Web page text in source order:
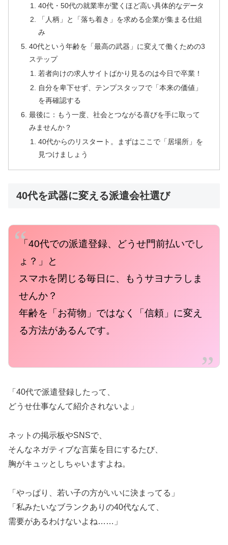
40代・50代の就業率が驚くほど高い具体的なデータ
「人柄」と「落ち着き」を求める企業が集まる仕組
み
40代という年齢を「最高の武器」に変えて働くための3
ステップ
若者向けの求人サイトばかり見るのは今日で卒業！
自分を卑下せず、テンプスタッフで「本来の価値」
を再確認する
最後に：もう一度、社会とつながる喜びを手に取って
みませんか？
40代からのリスタート。まずはここで「居場所」を
見つけましょう
40代を武器に変える派遣会社選び
「40代での派遣登録、どうせ門前払いでし
ょ？」と
スマホを閉じる毎日に、もうサヨナラしま
せんか？
年齢を「お荷物」ではなく「信頼」に変え
る方法があるんです。
「40代で派遣登録したって、
どうせ仕事なんて紹介されないよ」
ネットの掲示板やSNSで、
そんなネガティブな言葉を目にするたび、
胸がキュッとしちゃいますよね。
「やっぱり、若い子の方がいいに決まってる」
「私みたいなブランクありの40代なんて、
需要があるわけないよね……」